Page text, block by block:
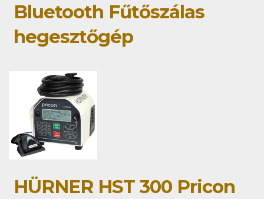
Bluetooth Fűtőszálas
hegesztőgép
HÜRNER HST 300 Pricon